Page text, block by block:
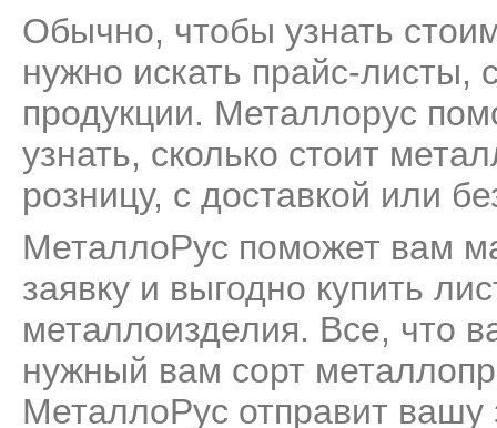
Обычно, чтобы узнать
нужно искать прайс-листы,
продукции. Металлорус
узнать, сколько стоит
розницу, с доставкой или
МеталлоРус поможет вам
заявку и выгодно купить
металлоизделия. Все, что
нужный вам сорт
МеталлоРус отправит